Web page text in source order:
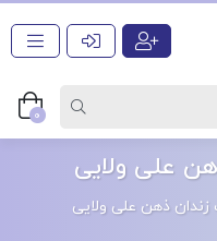
0
علی ولایی
زندان ذهن علی ولایی